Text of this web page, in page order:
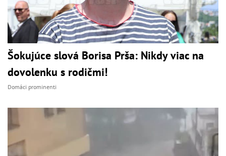
Šokujúce slová Borisa Prša: Nikdy viac na
dovolenku s rodičmi!
Domáci prominenti